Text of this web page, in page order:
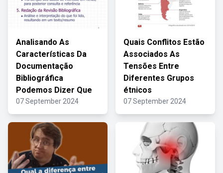
Analisando As
Características Da
Documentação
Bibliográfica
Podemos Dizer Que
07 September 2024
Quais Conflitos Estão
Associados As
Tensões Entre
Diferentes Grupos
étnicos
07 September 2024